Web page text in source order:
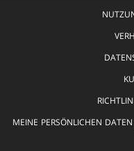
MEINE PERSÖNLICHEN